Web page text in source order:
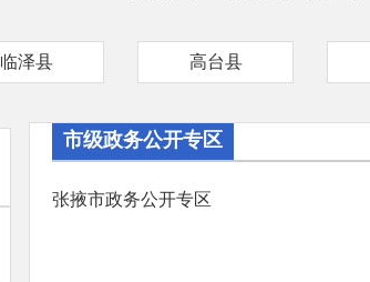
临泽县 高台县
市级政务公开专区
张掖市政务公开专区